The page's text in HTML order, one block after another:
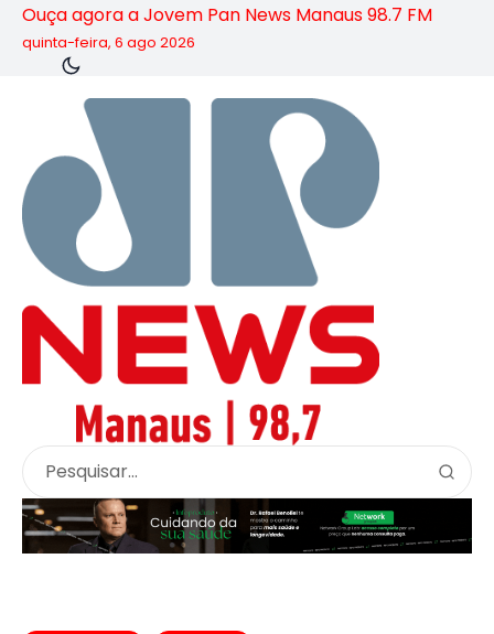
Ouça agora a Jovem Pan News Manaus 98.7 FM
quinta-feira, 6 ago 2026